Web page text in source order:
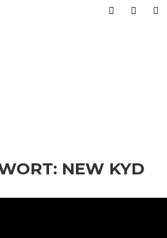
NEW KYD